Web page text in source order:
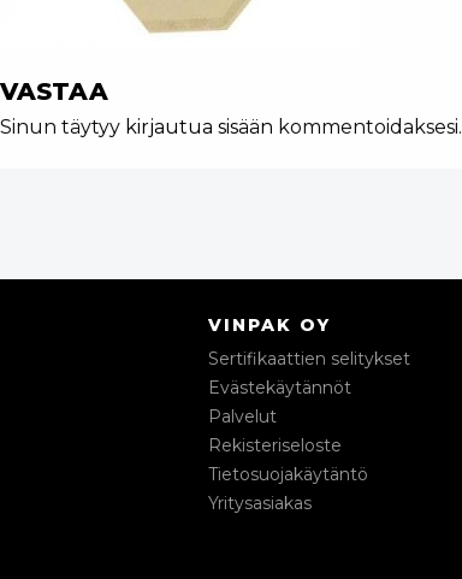
VASTAA
Sinun täytyy kirjautua sisään kommentoidaksesi.
VINPAK OY
Sertifikaattien selitykset
Evästekäytännöt
Palvelut
Rekisteriseloste
Tietosuojakäytäntö
Yritysasiakas